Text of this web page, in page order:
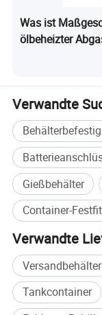
Was ist
ölbeheizter
kommerzielle
Verwandte
Gießbehälter
Container-
Verwandte
Versandbehälter
Tankcontainer